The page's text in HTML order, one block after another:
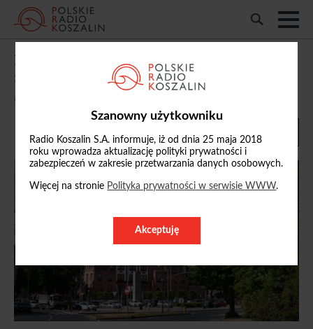
Szanowny użytkowniku
Radio Koszalin S.A. informuje, iż od dnia 25 maja 2018
roku wprowadza aktualizację polityki prywatności i
zabezpieczeń w zakresie przetwarzania danych osobowych.
Więcej na stronie Polityka prywatności w serwisie WWW.
Akceptuję
Fiasko nadzwyczajnej sesji słupskiej rady
miasta. Nie było kworum
02/07/2026, 18:11